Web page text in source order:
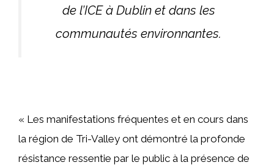
de l’ICE à Dublin et dans les
communautés environnantes.
« Les manifestations fréquentes et en cours dans
la région de Tri-Valley ont démontré la profonde
résistance ressentie par le public à la présence de